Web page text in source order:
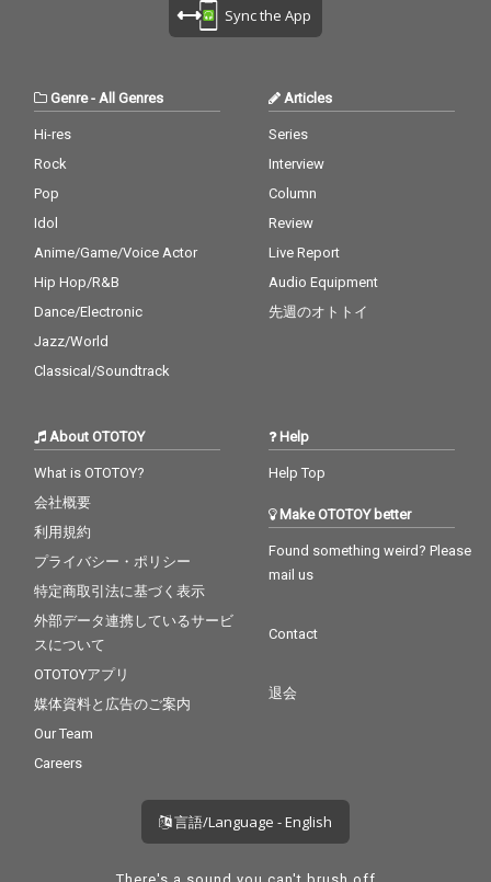
Sync the App
Genre- All Genres
Hi-res
Rock
Pop
Idol
Anime/Game/Voice Actor
Hip Hop/R&B
Dance/Electronic
Jazz/World
Classical/Soundtrack
Articles
Series
Interview
Column
Review
Live Report
Audio Equipment
先週のオトトイ
About OTOTOY
What is OTOTOY?
会社概要
利用規約
プライバシー・ポリシー
特定商取引法に基づく表示
外部データ連携しているサービ
スについて
OTOTOYアプリ
媒体資料と広告のご案内
Our Team
Careers
Help
Help Top
Make OTOTOY better
Found something weird? Please
mail us
Contact
退会
言語/Language - English